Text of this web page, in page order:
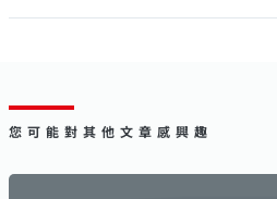
您可能對其他文章感興趣